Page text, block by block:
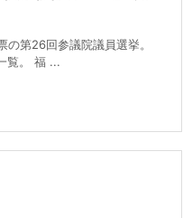
第26回参議院議員選挙。
覧。 福 ...